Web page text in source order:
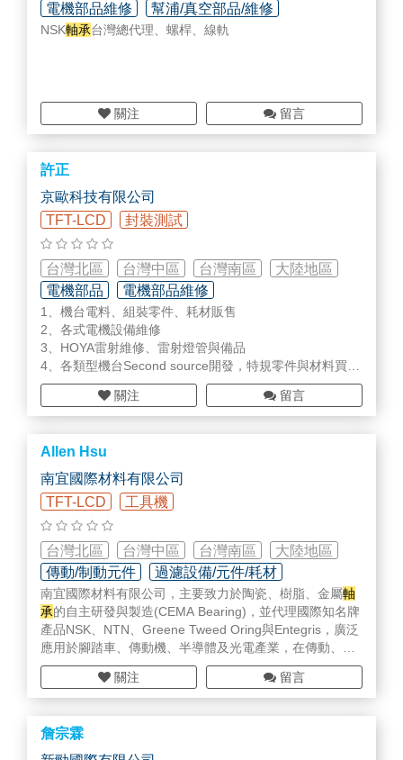
電機部品維修
幫浦/真空部品/維修
專用機設計研發/設備改造
NSK軸承台灣總代理、螺桿、線軌
關注 留言
許正
京歐科技有限公司
TFT-LCD
封裝測試
台灣北區 台灣中區 台灣南區
大陸地區
電機部品
電機部品維修
無塵室設備/用具/耗材
1、機台電料、組裝零件、耗材販售
2、各式電機設備維修
3、HOYA雷射維修、雷射燈管與備品
4、各類型機台Second source開發，特規零件與材料買賣
5、金屬、塑膠材料加工
6、AOI檢查機、Repair修補機研磨帶與耗材
7 、客製化PC軟體設計
8 、AI智能預警系統(PC套裝&手持式Pump管理系統）
詳細內容請來信詢問jenghsu@jing-o.com.tw
0988103455
關注 留言
Allen Hsu
南宜國際材料有限公司
TFT-LCD
工具機
台灣北區 台灣中區 台灣南區
大陸地區
傳動/制動元件
過濾設備/元件/耗材
密封元件
南宜國際材料有限公司，主要致力於陶瓷、樹脂、金屬軸
承的自主研發與製造(CEMA Bearing)，並代理國際知名牌
產品NSK、NTN、Greene Tweed Oring與Entegris，廣泛
應用於腳踏車、傳動機、半導體及光電產業，在傳動、過
濾、真空、密封......等均有實績，歡迎來信洽詢。
http://www.sinmat.com.tw/index.php
關注 留言
詹宗霖